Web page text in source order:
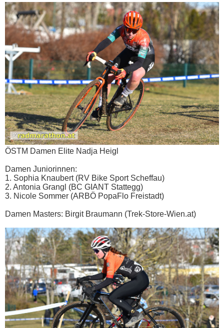
ÖSTM Damen Elite Nadja Heigl
Damen Juniorinnen:
1. Sophia Knaubert (RV Bike Sport Scheffau)
2. Antonia Grangl (BC GIANT Stattegg)
3. Nicole Sommer (ARBÖ PopaFlo Freistadt)
Damen Masters: Birgit Braumann (Trek-Store-Wien.at)